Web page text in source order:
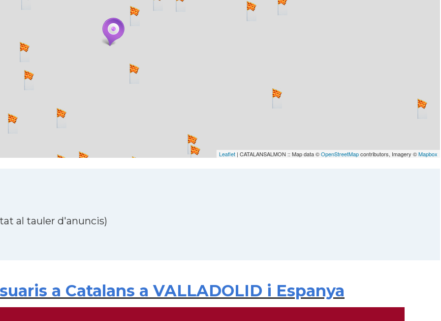
Leaflet | CATALANSALMON :: Map data ©OpenStreetMapcontributors, Imagery ©Mapbox
al tauler d'anuncis)
a Catalans a VALLADOLID i Espanya